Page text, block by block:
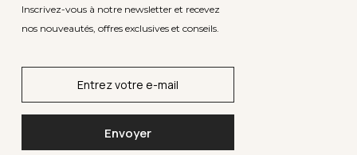
Inscrivez-vous à notre newsletter et recevez
nos nouveautés, offres exclusives et conseils.